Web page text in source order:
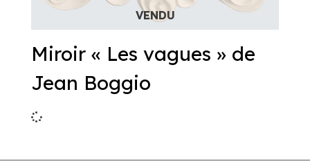
Miroir « Les vagues » de
Jean Boggio